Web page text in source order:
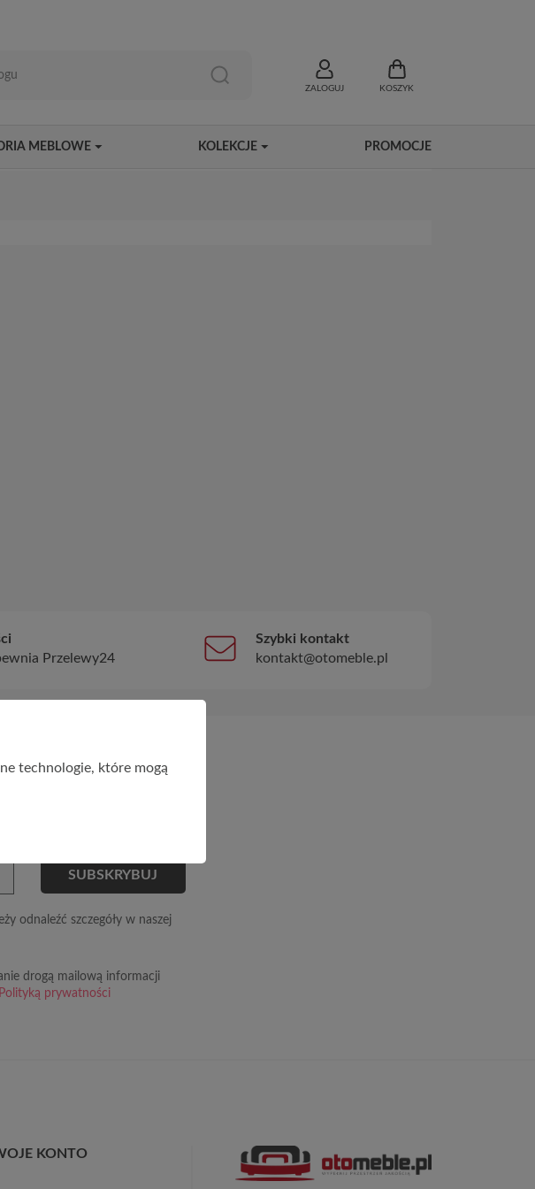
ZALOGUJ KOSZYK
MEBLOWE KOLEKCJE PROMOCJE
Przelewy24
Szybki kontakt
kontakt@otomeble.pl
odnaleźć szczegóły w naszej
drogą mailową informacji
Polityką prywatności
KONTO
technologie, które mogą